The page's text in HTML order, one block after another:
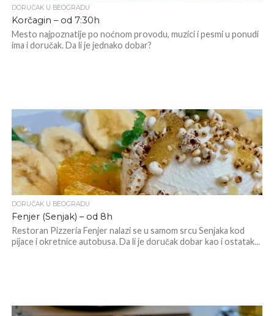
DORUČAK U BEOGRADU
Korčagin – od 7:30h
Mesto najpoznatije po noćnom provodu, muzici i pesmi u ponudi
ima i doručak. Da li je jednako dobar?
DORUČAK U BEOGRADU
Fenjer (Senjak) – od 8h
Restoran Pizzeria Fenjer nalazi se u samom srcu Senjaka kod
pijace i okretnice autobusa. Da li je doručak dobar kao i ostatak...